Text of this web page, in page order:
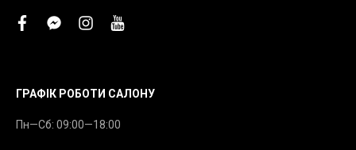
facebookfacebook-
instagram
youtube
ГРАФІК РОБОТИ САЛОНУ
Пн—Сб: 09:00—18:00